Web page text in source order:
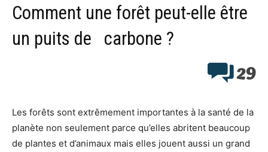
Comment une forêt peut-elle être
un puits de carbone ?
29
Les forêts sont extrêmement importantes à la santé de la
planète non seulement parce qu’elles abritent beaucoup
de plantes et d’animaux mais elles jouent aussi un grand